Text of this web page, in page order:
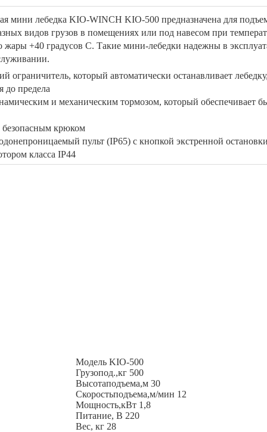
мини лебедка KIO-WINCH KIO-500 предназначена для
видов грузов в помещениях или под навесом при
жары +40 градусов С. Такие мини-лебедки надежны в
ограничитель, который автоматически останавливает
до предела
и механическим тормозом, который обеспечивает
безопасным крюком
пульт (IP65) с кнопкой экстренной
класса IP44
Модель KIO-500
Грузопод.,кг 500
Высотаподъема,м 30
Скоростьподъема,м/мин 12
Мощность,кВт 1,8
Питание, В 220
Вес, кг 28